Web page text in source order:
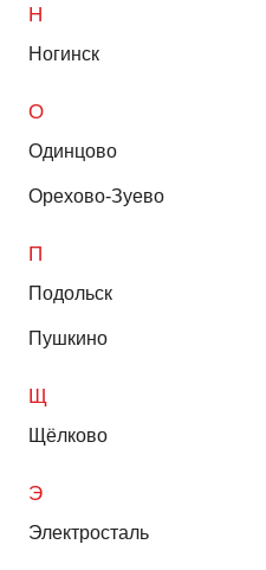
Н
Ногинск
О
Одинцово
Орехово-Зуево
П
Подольск
Пушкино
Щ
Щёлково
Э
Электросталь